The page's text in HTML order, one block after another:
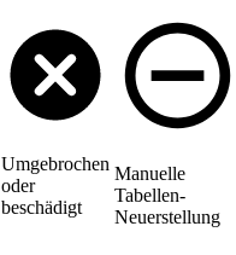
Umgebrochen
oder
beschädigt
Manuelle
Tabellen-
Neuerstellung